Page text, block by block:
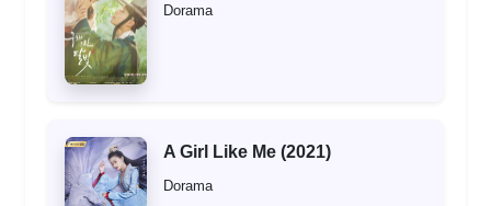
Dorama
A Girl Like Me (2021)
Dorama